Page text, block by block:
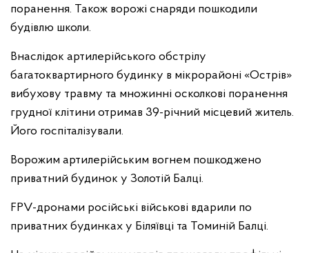
поранення. Також ворожі снаряди пошкодили
будівлю школи.
Внаслідок артилерійського обстрілу
багатоквартирного будинку в мікрорайоні «Острів»
вибухову травму та множинні осколкові поранення
грудної клітини отримав 39-річний місцевий житель.
Його госпіталізували.
Ворожим артилерійським вогнем пошкоджено
приватний будинок у Золотій Балці.
FPV-дронами російські військові вдарили по
приватних будинках у Біляївці та Томиній Балці.